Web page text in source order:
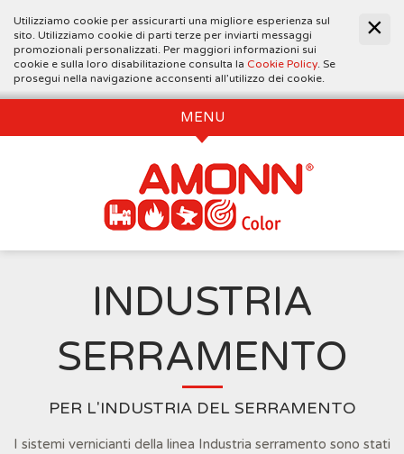
Utilizziamo cookie per assicurarti una migliore esperienza sul
sito. Utilizziamo cookie di parti terze per inviarti messaggi
promozionali personalizzati. Per maggiori informazioni sui
cookie e sulla loro disabilitazione consulta la Cookie Policy. Se
prosegui nella navigazione acconsenti all’utilizzo dei cookie.
MENU
INDUSTRIA
SERRAMENTO
PER L'INDUSTRIA DEL SERRAMENTO
I sistemi vernicianti della linea Industria serramento sono stati